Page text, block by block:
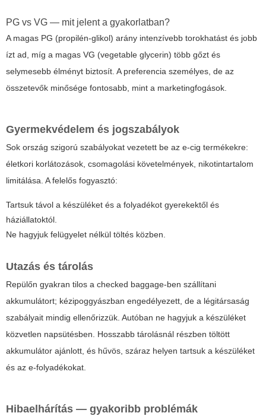
PG vs VG — mit jelent a gyakorlatban?
A magas PG (propilén-glikol) arány intenzívebb torokhatást és jobb
ízt ad, míg a magas VG (vegetable glycerin) több gőzt és
selymesebb élményt biztosít. A preferencia személyes, de az
összetevők minősége fontosabb, mint a marketingfogások.
Gyermekvédelem és jogszabályok
Sok ország szigorú szabályokat vezetett be az e-cig termékekre:
életkori korlátozások, csomagolási követelmények, nikotintartalom
limitálása. A felelős fogyasztó:
Tartsuk távol a készüléket és a folyadékot gyerekektől és
háziállatoktól.
Ne hagyjuk felügyelet nélkül töltés közben.
Utazás és tárolás
Repülőn gyakran tilos a checked baggage-ben szállítani
akkumulátort; kézipoggyászban engedélyezett, de a légitársaság
szabályait mindig ellenőrizzük. Autóban ne hagyjuk a készüléket
közvetlen napsütésben. Hosszabb tárolásnál részben töltött
akkumulátor ajánlott, és hűvös, száraz helyen tartsuk a készüléket
és az e-folyadékokat.
Hibaelhárítás — gyakoribb problémák